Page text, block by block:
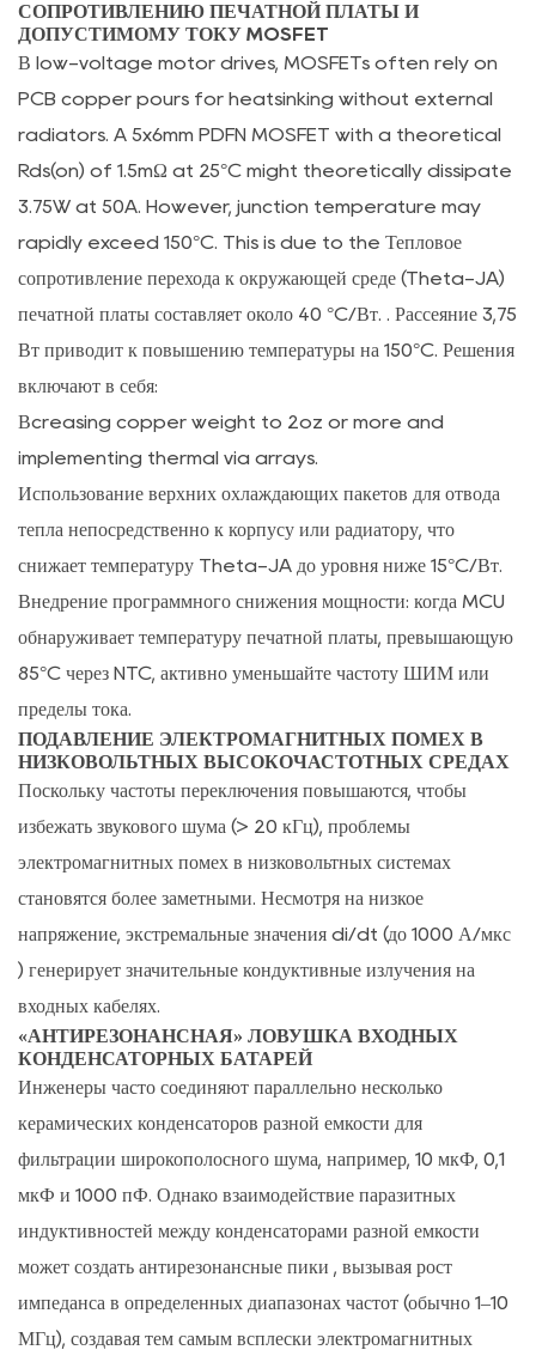
СОПРОТИВЛЕНИЮ ПЕЧАТНОЙ ПЛАТЫ И
ДОПУСТИМОМУ ТОКУ MOSFET
В low-voltage motor drives, MOSFETs often rely on
PCB copper pours for heatsinking without external
radiators. A 5x6mm PDFN MOSFET with a theoretical
Rds(on) of 1.5mΩ at 25°C might theoretically dissipate
3.75W at 50A. However, junction temperature may
rapidly exceed 150°C. This is due to the Тепловое
сопротивление перехода к окружающей среде (Theta-JA)
печатной платы составляет около 40 °C/Вт. . Рассеяние 3,75
Вт приводит к повышению температуры на 150°C. Решения
включают в себя:
Вcreasing copper weight to 2oz or more and
implementing thermal via arrays.
Использование верхних охлаждающих пакетов для отвода
тепла непосредственно к корпусу или радиатору, что
снижает температуру Theta-JA до уровня ниже 15°C/Вт.
Внедрение программного снижения мощности: когда MCU
обнаруживает температуру печатной платы, превышающую
85°C через NTC, активно уменьшайте частоту ШИМ или
пределы тока.
ПОДАВЛЕНИЕ ЭЛЕКТРОМАГНИТНЫХ ПОМЕХ В
НИЗКОВОЛЬТНЫХ ВЫСОКОЧАСТОТНЫХ СРЕДАХ
Поскольку частоты переключения повышаются, чтобы
избежать звукового шума (> 20 кГц), проблемы
электромагнитных помех в низковольтных системах
становятся более заметными. Несмотря на низкое
напряжение, экстремальные значения di/dt (до 1000 А/мкс
) генерирует значительные кондуктивные излучения на
входных кабелях.
«АНТИРЕЗОНАНСНАЯ» ЛОВУШКА ВХОДНЫХ
КОНДЕНСАТОРНЫХ БАТАРЕЙ
Инженеры часто соединяют параллельно несколько
керамических конденсаторов разной емкости для
фильтрации широкополосного шума, например, 10 мкФ, 0,1
мкФ и 1000 пФ. Однако взаимодействие паразитных
индуктивностей между конденсаторами разной емкости
может создать антирезонансные пики , вызывая рост
импеданса в определенных диапазонах частот (обычно 1–10
МГц), создавая тем самым всплески электромагнитных